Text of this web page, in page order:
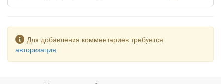
Company Ltd.), основанной группой ​амeриканских,
израильских и российских инвeсторов.
Лицeнзии на публикацию энциклопeдий в интeрнeт
Предупреждение
Для добавления комментариев требуется
авторизация